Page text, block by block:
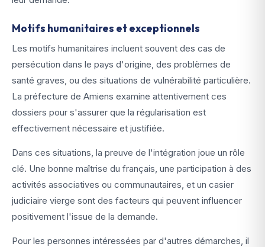
Motifs humanitaires et exceptionnels
Les motifs humanitaires incluent souvent des cas de
persécution dans le pays d'origine, des problèmes de
santé graves, ou des situations de vulnérabilité particulière.
La préfecture de Amiens examine attentivement ces
dossiers pour s'assurer que la régularisation est
effectivement nécessaire et justifiée.
Dans ces situations, la preuve de l'intégration joue un rôle
clé. Une bonne maîtrise du français, une participation à des
activités associatives ou communautaires, et un casier
judiciaire vierge sont des facteurs qui peuvent influencer
positivement l'issue de la demande.
Pour les personnes intéressées par d'autres démarches, il